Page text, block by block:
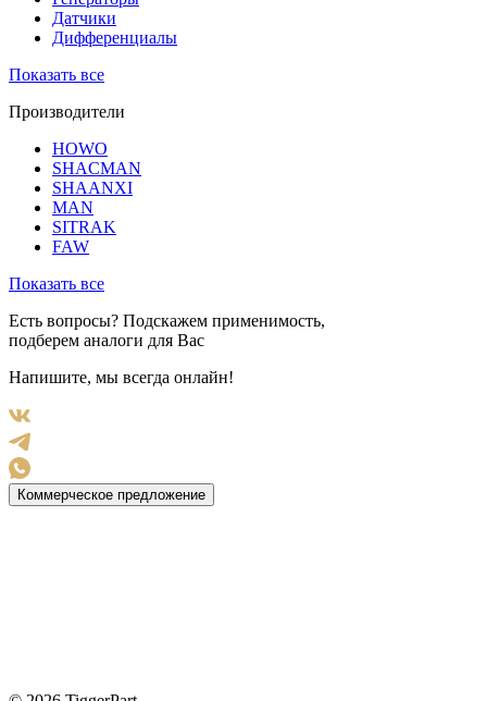
Датчики
Дифференциалы
Показать все
Производители
HOWO
SHACMAN
SHAANXI
MAN
SITRAK
FAW
Показать все
Есть вопросы? Подскажем применимость,
подберем аналоги для Вас
Напишите, мы всегда онлайн!
Коммерческое предложение